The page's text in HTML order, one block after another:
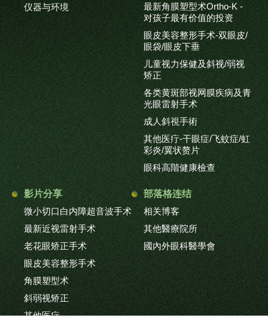
仪器与环境
最新角膜塑型术Ortho-K -
对孩子最有价值的投资
眼皮美容整形手术-双眼皮/
眼袋/眼皮下垂
儿童视力保健及斜视/弱视
矫正
各类黄斑部视网膜疾病及青
光眼雷射手术
成人斜視手術
其他医疔-干眼症/飞蚊症/虹
彩炎/翼状赘片
眼科高階健康檢查
影片分享
微小切口白内障超音波手术
最新近视雷射手术
老花眼矫正手术
眼皮美容整形手术
角膜塑型术
斜弱视矫正
其他医疔
部落格连结
相关博客
其他醫療院所
國內外眼科醫學會